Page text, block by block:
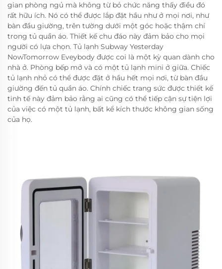
gian phòng ngủ mà không từ bỏ chức năng thấy điều đó
rất hữu ích. Nó có thể được lắp đặt hầu như ở mọi nơi, như
bàn đầu giường, trên tường dưới một góc hoặc thậm chí
trong tủ quần áo. Thiết kế chu đáo này đảm bảo cho mọi
người có lựa chọn. Tủ lạnh Subway Yesterday
NowTomorrow Eveybody được coi là một kỳ quan dành cho
nhà ở. Phòng bếp mở và có một tủ lạnh mini ở giữa. Chiếc
tủ lạnh nhỏ có thể được đặt ở hầu hết mọi nơi, từ bàn đầu
giường đến tủ quần áo. Chính chiếc trang sức được thiết kế
tinh tế này đảm bảo rằng ai cũng có thể tiếp cận sự tiện lợi
của việc có một tủ lạnh, bất kể kích thước không gian sống
của họ.